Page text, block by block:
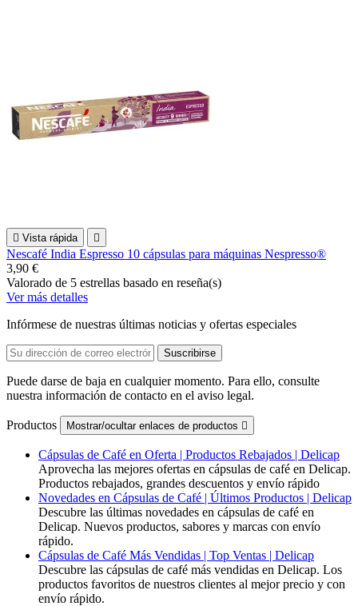
 Vista rápida 
Nescafé India Espresso 10 cápsulas para máquinas Nespresso®
3,90 €
Valorado de 5 estrellas basado en reseña(s)
Ver más detalles
Infórmese de nuestras últimas noticias y ofertas especiales
Puede darse de baja en cualquier momento. Para ello, consulte
nuestra información de contacto en el aviso legal.
Productos Mostrar/ocultar enlaces de productos 
Cápsulas de Café en Oferta | Productos Rebajados | Delicap
Aprovecha las mejores ofertas en cápsulas de café en Delicap.
Productos rebajados, grandes descuentos y envío rápido
Novedades en Cápsulas de Café | Últimos Productos | Delicap
Descubre las últimas novedades en cápsulas de café en
Delicap. Nuevos productos, sabores y marcas con envío
rápido.
Cápsulas de Café Más Vendidas | Top Ventas | Delicap
Descubre las cápsulas de café más vendidas en Delicap. Los
productos favoritos de nuestros clientes al mejor precio y con
envío rápido.